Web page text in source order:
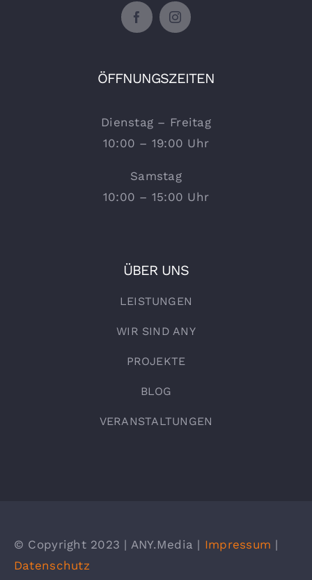
ÖFFNUNGSZEITEN
Dienstag – Freitag
10:00 – 19:00 Uhr
Samstag
10:00 – 15:00 Uhr
ÜBER UNS
LEISTUNGEN
WIR SIND ANY
PROJEKTE
BLOG
VERANSTALTUNGEN
© Copyright 2023 | ANY.Media | Impressum |
Datenschutz